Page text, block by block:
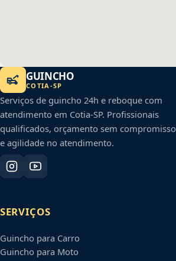
GUINCHO
COTIA -SP
Serviços de guincho 24h e reboque com
atendimento em Cotia-SP. Profissionais
qualificados, orçamento sem compromisso
e agilidade no atendimento.
SERVIÇOS
Guincho para Carro
Guincho para Moto